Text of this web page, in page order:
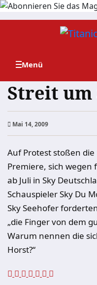
Zum
Streit um
Mai 14, 2009
Auf Protest stoßen
Premiere, sich wegen
ab Juli in Sky
Schauspieler Sky Du
Sky Seehofer
„die Finger von dem
Warum nennen die
Horst?“